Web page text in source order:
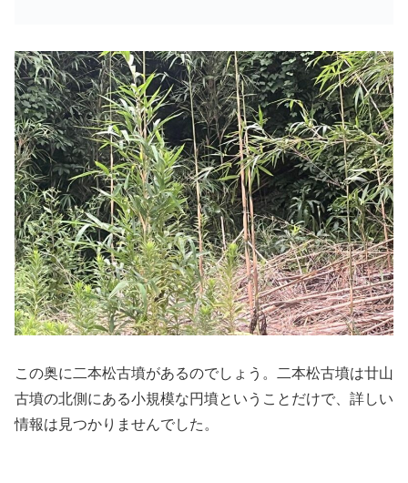
この奥に二本松古墳があるのでしょう。二本松古墳は廿山
古墳の北側にある小規模な円墳ということだけで、詳しい
情報は見つかりませんでした。